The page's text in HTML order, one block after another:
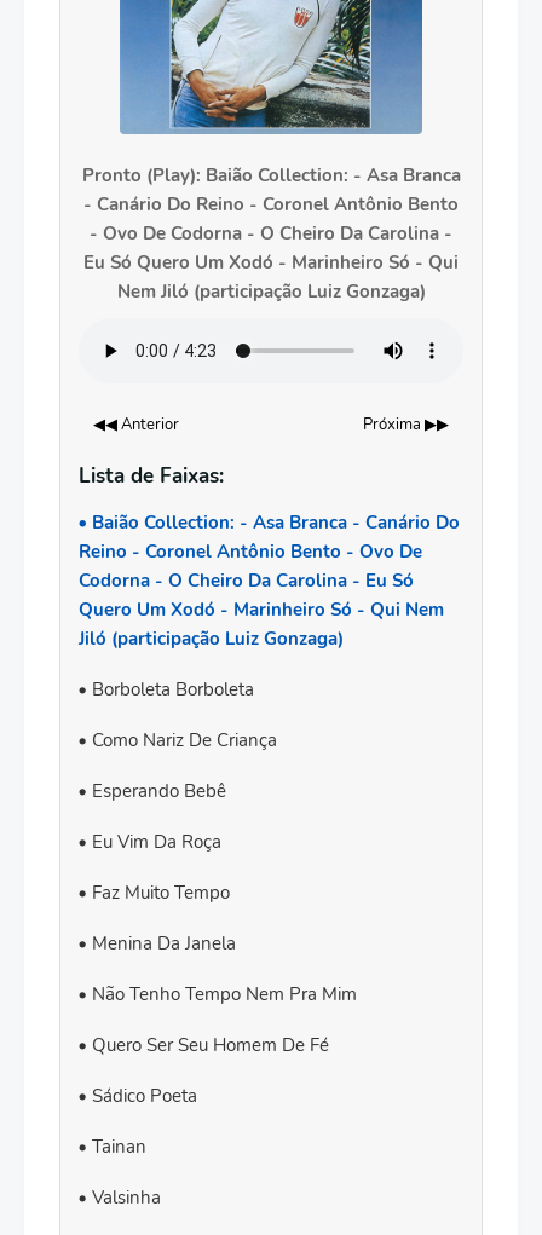
Pronto (Play): Baião Collection: - Asa Branca
- Canário Do Reino - Coronel Antônio Bento
- Ovo De Codorna - O Cheiro Da Carolina -
Eu Só Quero Um Xodó - Marinheiro Só - Qui
Nem Jiló (participação Luiz Gonzaga)
◀◀ Anterior Próxima ▶▶
Lista de Faixas:
Baião Collection: - Asa Branca - Canário Do
Reino - Coronel Antônio Bento - Ovo De
Codorna - O Cheiro Da Carolina - Eu Só
Quero Um Xodó - Marinheiro Só - Qui Nem
Jiló (participação Luiz Gonzaga)
Borboleta Borboleta
Como Nariz De Criança
Esperando Bebê
Eu Vim Da Roça
Faz Muito Tempo
Menina Da Janela
Não Tenho Tempo Nem Pra Mim
Quero Ser Seu Homem De Fé
Sádico Poeta
Tainan
Valsinha